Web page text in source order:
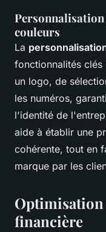
Personnalisation
couleurs
La
fonctionnalités
un logo, de
les numéros,
l'identité de
aide à établir une
cohérente, tout en
marque par les
Optimisation
financière